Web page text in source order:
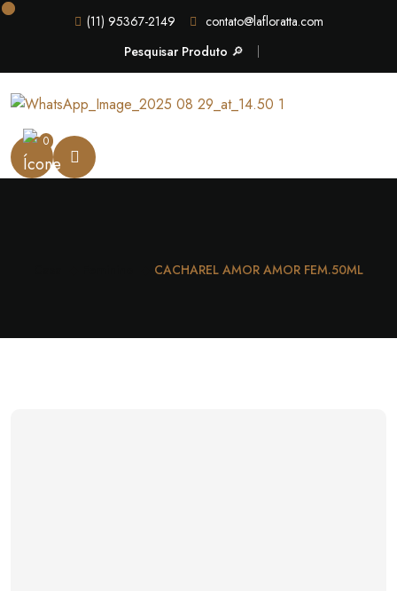
(11) 95367-2149
contato@lafloratta.com
Pesquisar Produto 🔎
0
CACHAREL AMOR AMOR FEM.50ML